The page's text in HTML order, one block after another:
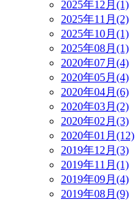
2025年12月(1)
2025年11月(2)
2025年10月(1)
2025年08月(1)
2020年07月(4)
2020年05月(4)
2020年04月(6)
2020年03月(2)
2020年02月(3)
2020年01月(12)
2019年12月(3)
2019年11月(1)
2019年09月(4)
2019年08月(9)